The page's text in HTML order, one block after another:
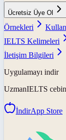
Ücretsiz Üye Ol
Örnekleri
IELTS Kelimeleri
İletişim Bilgileri
Uygulamayı indir
UzmanIELTS
İndirApp Store